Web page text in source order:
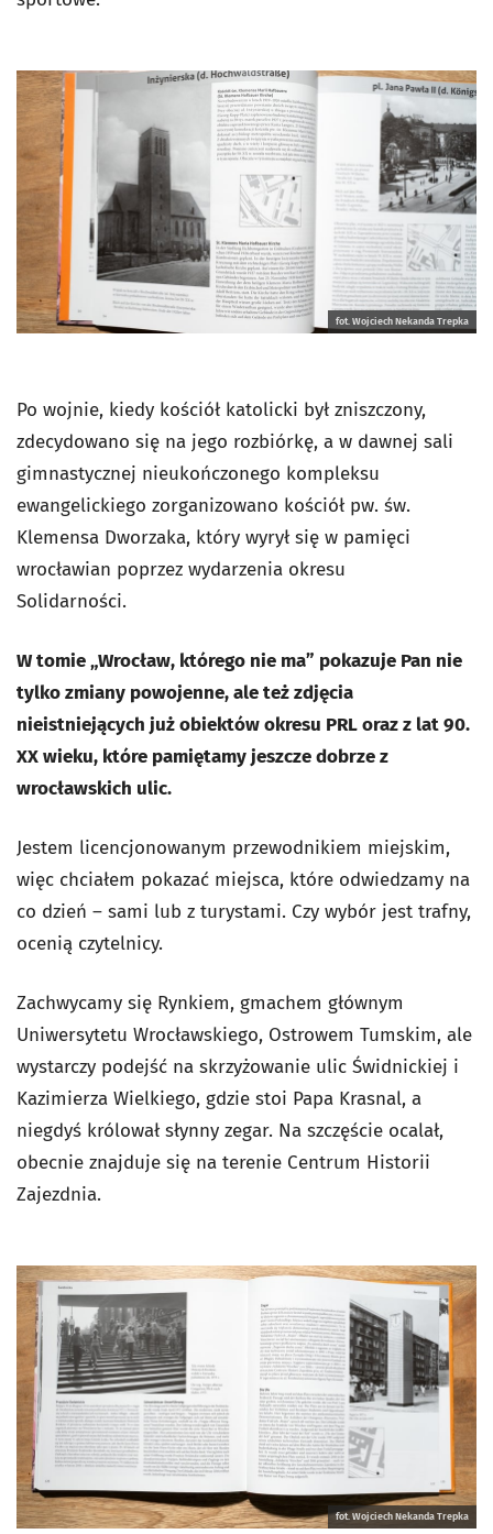
fot. Wojciech Nekanda Trepka
Po wojnie, kiedy kościół katolicki był zniszczony,
zdecydowano się na jego rozbiórkę, a w dawnej sali
gimnastycznej nieukończonego kompleksu
ewangelickiego zorganizowano kościół pw. św.
Klemensa Dworzaka, który wyrył się w pamięci
wrocławian poprzez wydarzenia okresu
Solidarności.
W tomie „Wrocław, którego nie ma” pokazuje Pan nie
tylko zmiany powojenne, ale też zdjęcia
nieistniejących już obiektów okresu PRL oraz z lat 90.
XX wieku, które pamiętamy jeszcze dobrze z
wrocławskich ulic.
Jestem licencjonowanym przewodnikiem miejskim,
więc chciałem pokazać miejsca, które odwiedzamy na
co dzień – sami lub z turystami. Czy wybór jest trafny,
ocenią czytelnicy.
Zachwycamy się Rynkiem, gmachem głównym
Uniwersytetu Wrocławskiego, Ostrowem Tumskim, ale
wystarczy podejść na skrzyżowanie ulic Świdnickiej i
Kazimierza Wielkiego, gdzie stoi Papa Krasnal, a
niegdyś królował słynny zegar. Na szczęście ocalał,
obecnie znajduje się na terenie Centrum Historii
Zajezdnia.
fot. Wojciech Nekanda Trepka